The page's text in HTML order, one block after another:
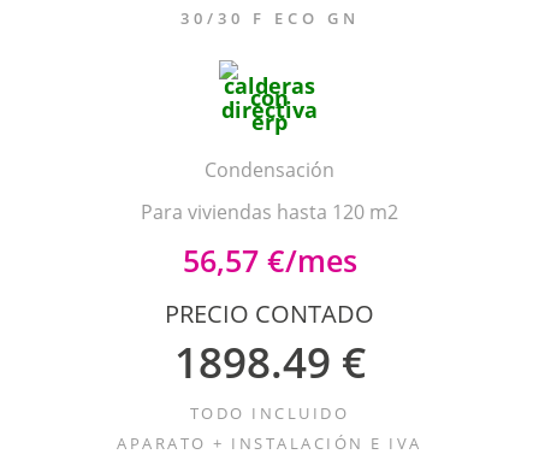
30/30 F ECO GN
Condensación
Para viviendas hasta 120 m2
56,57 €/mes
PRECIO CONTADO
1898.49 €
TODO INCLUIDO
APARATO + INSTALACIÓN E IVA